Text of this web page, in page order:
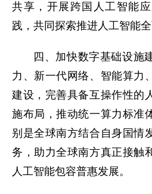
共享，开展跨国人工智能
践，共同探索推进人工智能全
四、加快数字基础设施
力、新一代网络、智能算力
建设，完善具备互操作性的
施布局，推动统一算力标准
别是全球南方结合自身国情
务，助力全球南方真正接触
人工智能包容普惠发展。